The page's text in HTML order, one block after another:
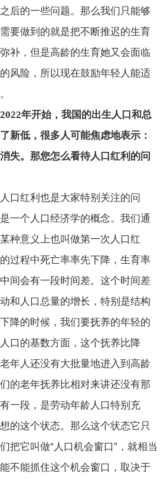
后的一些问题。那么我们只能够
要做到的就是把不断推迟的生育
补，但是高龄的生育她又会面临
风险，所以现在鼓励年轻人能适
年开始，我国的出生人口和总
新低，很多人可能焦虑地表示：
失。那您怎么看待人口红利的问
口红利也是大家特别关注的问
一个人口经济学的概念。我们通
种意义上也叫做第一次人口红
过程中死亡率率先下降，生育率
间会有一段时间差。这个时间差
和人口总量的增长，特别是结构
降的时候，我们要抚养的年轻的
口的基数方面，这个抚养比降
年人还没有大批量地进入到高龄
的老年抚养比相对来讲还没有那
一段，是劳动年龄人口特别充
的这个状态。那么这个状态它只
把它叫做“人口机会窗口”，就相当
不能抓住这个机会窗口，取决于